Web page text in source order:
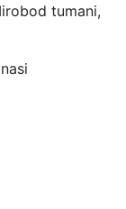
tumani,